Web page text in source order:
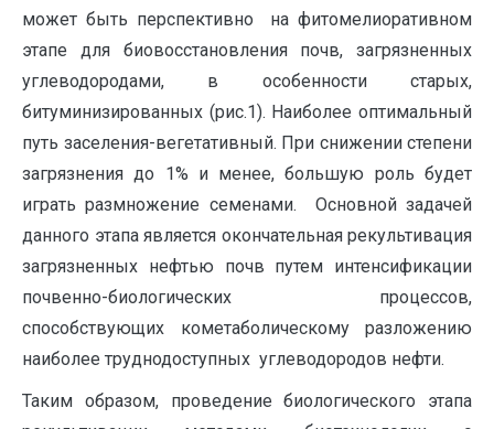
может быть перспективно на фитомелиоративном
этапе для биовосстановления почв, загрязненных
углеводородами, в особенности старых,
битуминизированных (рис.1). Наиболее оптимальный
путь заселения-вегетативный. При снижении степени
загрязнения до 1% и менее, большую роль будет
играть размножение семенами. Основной задачей
данного этапа является окончательная рекультивация
загрязненных нефтью почв путем интенсификации
почвенно-биологических процессов,
способствующих кометаболическому разложению
наиболее труднодоступных углеводородов нефти.
Таким образом, проведение биологического этапа